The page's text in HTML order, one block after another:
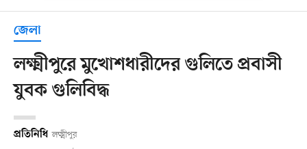
জেলা
লক্ষ্মীপুরে মুখোশধারীদের গুলিতে প্রবাসী
যুবক গুলিবিদ্ধ
প্রতিনিধি লক্ষ্মীপুর